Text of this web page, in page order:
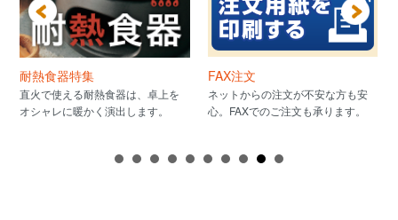
耐熱食器特集
直火で使える耐熱食器は、卓上を
オシャレに暖かく演出します。
FAX注文
ネットからの注文が不安な方も安
心。FAXでのご注文も承ります。